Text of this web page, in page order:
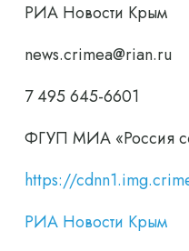
РИА Новости Крым
news.crimea@rian.ru
7 495 645-6601
ФГУП МИА «Россия
https://
РИА Новости Крым